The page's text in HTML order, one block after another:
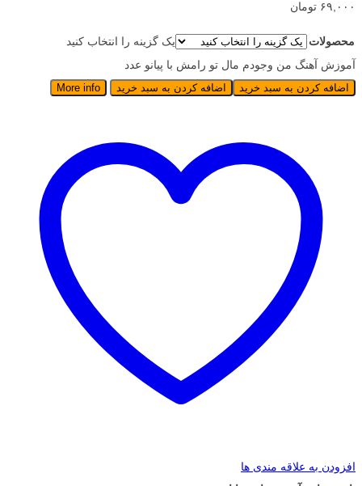
۶۹,۰۰۰ تومان
محصولات
یک گزینه را انتخاب کنید
آموزش آهنگ من وجودم مال تو رامش با پیانو عدد
اضافه کردن به سبد خرید اضافه کردن به سبد خرید More info
افزودن به علاقه مندی ها